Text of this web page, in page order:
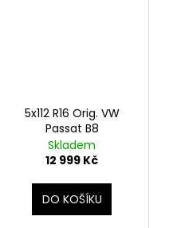
5x112 R16 Orig. VW
Passat B8
Skladem
12 999 Kč
DO KOŠÍKU